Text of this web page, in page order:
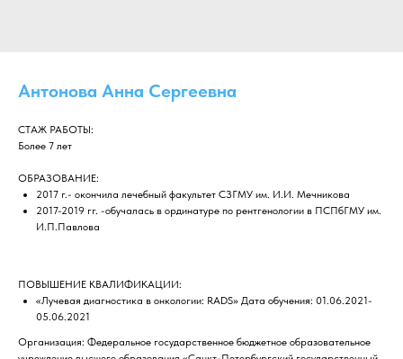
Антонова Анна Сергеевна
СТАЖ РАБОТЫ:
Более 7 лет
ОБРАЗОВАНИЕ:
2017 г.- окончила лечебный факультет СЗГМУ им. И.И. Мечникова
2017-2019 гг. -обучалась в ординатуре по рентгенологии в ПСПбГМУ им.
И.П.Павлова
ПОВЫШЕНИЕ КВАЛИФИКАЦИИ:
«Лучевая диагностика в онкологии: RADS» Дата обучения: 01.06.2021-
05.06.2021
Организация: Федеральное государственное бюджетное образовательное